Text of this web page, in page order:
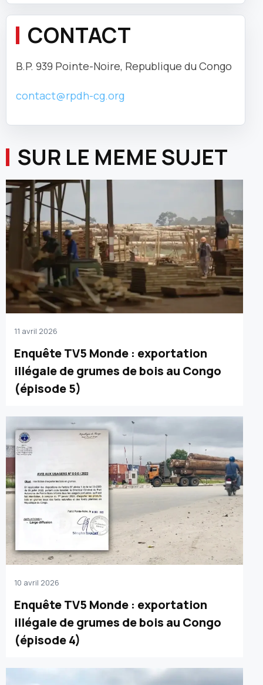
CONTACT
B.P. 939 Pointe-Noire, Republique du Congo
contact@rpdh-cg.org
SUR LE MEME SUJET
11 avril 2026
Enquête TV5 Monde : exportation
illégale de grumes de bois au Congo
(épisode 5)
10 avril 2026
Enquête TV5 Monde : exportation
illégale de grumes de bois au Congo
(épisode 4)